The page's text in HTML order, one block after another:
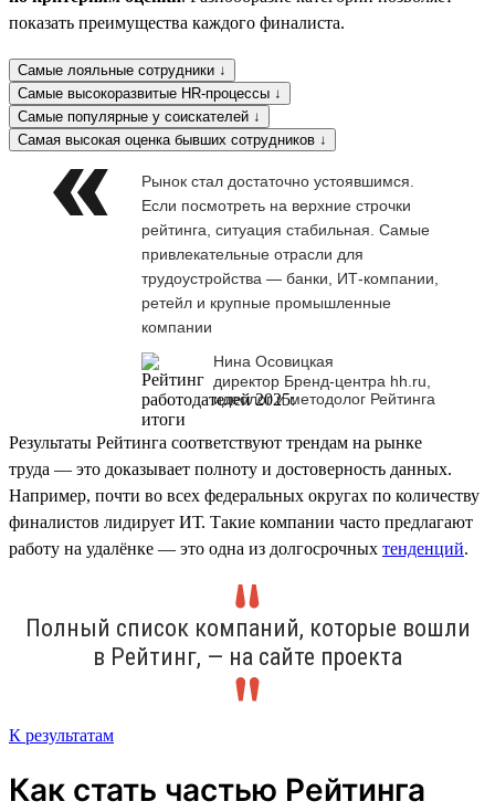
показать преимущества каждого финалиста.
Самые лояльные сотрудники ↓
Самые высокоразвитые HR-процессы ↓
Самые популярные у соискателей ↓
Самая высокая оценка бывших сотрудников ↓
Рынок стал достаточно устоявшимся.
Если посмотреть на верхние строчки
рейтинга, ситуация стабильная. Самые
привлекательные отрасли для
трудоустройства — банки, ИТ-компании,
ретейл и крупные промышленные
компании
Нина Осовицкая
директор Бренд-центра hh.ru,
идеолог и методолог Рейтинга
Результаты Рейтинга соответствуют трендам на рынке
труда — это доказывает полноту и достоверность данных.
Например, почти во всех федеральных округах по количеству
финалистов лидирует ИТ. Такие компании часто предлагают
работу на удалёнке — это одна из долгосрочных тенденций.
Полный список компаний, которые вошли
в Рейтинг, — на сайте проекта
К результатам
Как стать частью Рейтинга